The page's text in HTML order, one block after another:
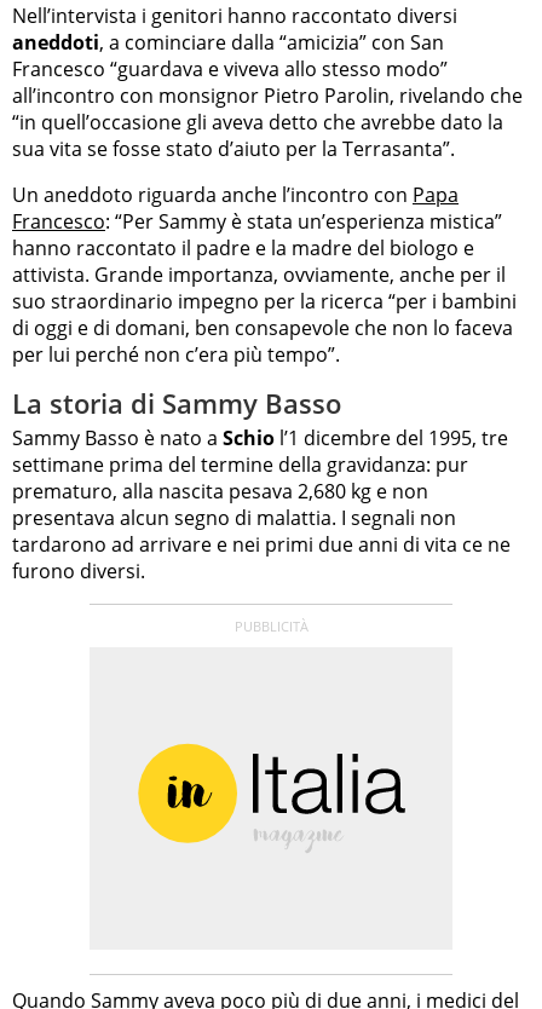
Nell’intervista i genitori hanno raccontato diversi
aneddoti, a cominciare dalla “amicizia” con San
Francesco “guardava e viveva allo stesso modo”
all’incontro con monsignor Pietro Parolin, rivelando che
“in quell’occasione gli aveva detto che avrebbe dato la
sua vita se fosse stato d’aiuto per la Terrasanta”.
Un aneddoto riguarda anche l’incontro con Papa
Francesco: “Per Sammy è stata un’esperienza mistica”
hanno raccontato il padre e la madre del biologo e
attivista. Grande importanza, ovviamente, anche per il
suo straordinario impegno per la ricerca “per i bambini
di oggi e di domani, ben consapevole che non lo faceva
per lui perché non c’era più tempo”.
La storia di Sammy Basso
Sammy Basso è nato a Schio l’1 dicembre del 1995, tre
settimane prima del termine della gravidanza: pur
prematuro, alla nascita pesava 2,680 kg e non
presentava alcun segno di malattia. I segnali non
tardarono ad arrivare e nei primi due anni di vita ce ne
furono diversi.
Quando Sammy aveva poco più di due anni, i medici del